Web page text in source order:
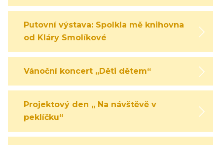
Putovní výstava: Spolkla mě knihovna
od Kláry Smolíkové
Vánoční koncert „Děti dětem“
Projektový den „ Na návštěvě v
peklíčku“